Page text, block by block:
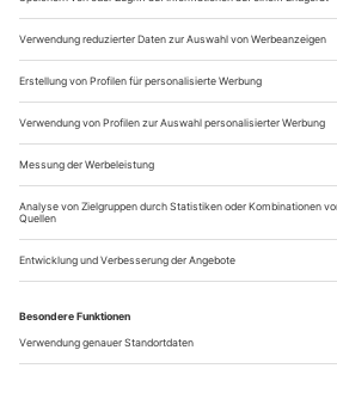
emotional jedoch himmelweiter
nicht glücklich …» Von Werbezirk
(rein...
Atemberaubende Fülle
Dietrich Fischer-Dieskaus Liedvermächtnis
Der «bedeutendste Sänger des
Leonard Bernsteins würde
Opernliebhaber vehement
Etikett jedoch auf «größter
Gegenargumente mitsamt der
unter den Tisch. Kein halbwegs
dass Dietrich Fischer-Dieskau...